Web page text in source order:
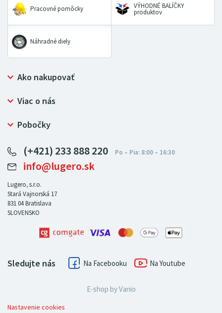
Pracovné pomôcky VÝHODNÉ BALÍČKY
produktov
Náhradné diely
Ako nakupovať
Prečo nakupovať u LUGERO
Ochrana osobných údajov
Viac o nás
Bezpečný nákup
Certifikát NATUR-PACK
Pre predajcov
Pobočky
LUGERO Nemecko
LUGERO Česká republika
LUGERO Maďarsko
LUGERO Rakousko
(+421) 233 888 220
info@lugero.sk
Lugero, s.r.o.
Stará Vajnorská 17
831 04Bratislava
SLOVENSKO
Sledujte nás Facebook Youtube
E-shop byVanio
Nastavenie cookies